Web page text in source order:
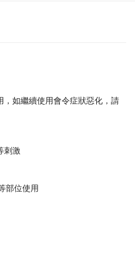
如繼續使用會令症狀惡化，請
刺激
部位使用